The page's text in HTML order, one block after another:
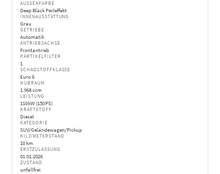
AUSSENFARBE
Deep Black Perleffekt
INNENAUSSTATTUNG
Grau
GETRIEBE
Automatik
ANTRIEBSACHSE
Frontantrieb
PARTIKELFILTER
1
SCHADSTOFFKLASSE
Euro 6
HUBRAUM
1.968 ccm
LEISTUNG
110 kW (150 PS)
KRAFTSTOFF
Diesel
KATEGORIE
SUV/Geländewagen/Pickup
KILOMETERSTAND
10 km
ERSTZULASSUNG
01.01.2026
ZUSTAND
unfallfrei